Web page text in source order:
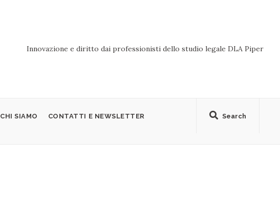
Innovazione e diritto dai professionisti dello studio legale DLA Piper
Search
CHI SIAMO CONTATTI E NEWSLETTER